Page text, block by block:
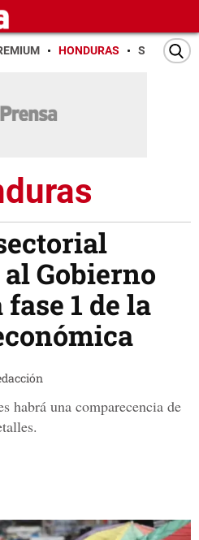
HONDURAS SAN PEDRO
Gobierno
1 de la
habrá una comparecencia de